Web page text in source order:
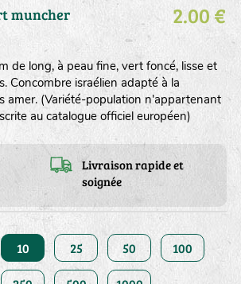
muncher 2.00 €
de long, à peau fine, vert foncé, lisse et
Concombre israélien adapté à la
amer. (Variété-population n'appartenant
au catalogue officiel européen)
Livraison rapide et
soignée
10 25 50 100